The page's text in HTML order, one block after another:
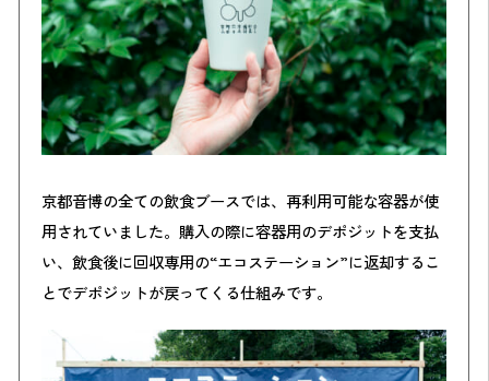
京都音博の全ての飲食ブースでは、再利用可能な容器が使
用されていました。購入の際に容器用のデポジットを支払
い、飲食後に回収専用の“エコステーション”に返却するこ
とでデポジットが戻ってくる仕組みです。